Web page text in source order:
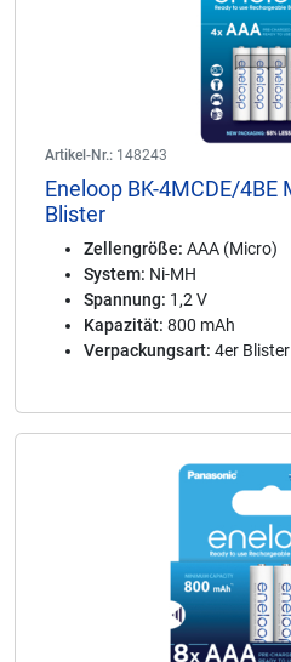
Artikel-Nr.: 148243
Eneloop BK-4MCDE/4BE
Blister
Zellengröße: AAA (Micro)
System: Ni-MH
Spannung: 1,2 V
Kapazität: 800 mAh
Verpackungsart: 4er Blister